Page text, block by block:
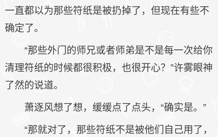
一直都以为那些符纸是被扔掉了，但现在有些不
确定了。
“那些外门的师兄或者师弟是不是每一次给你
清理符纸的时候都很积极，也很开心？”许雾眼神
了然的说道。
萧逐风想了想，缓缓点了点头，“确实是。”
“那就对了，那些符纸不是被他们自己用了，